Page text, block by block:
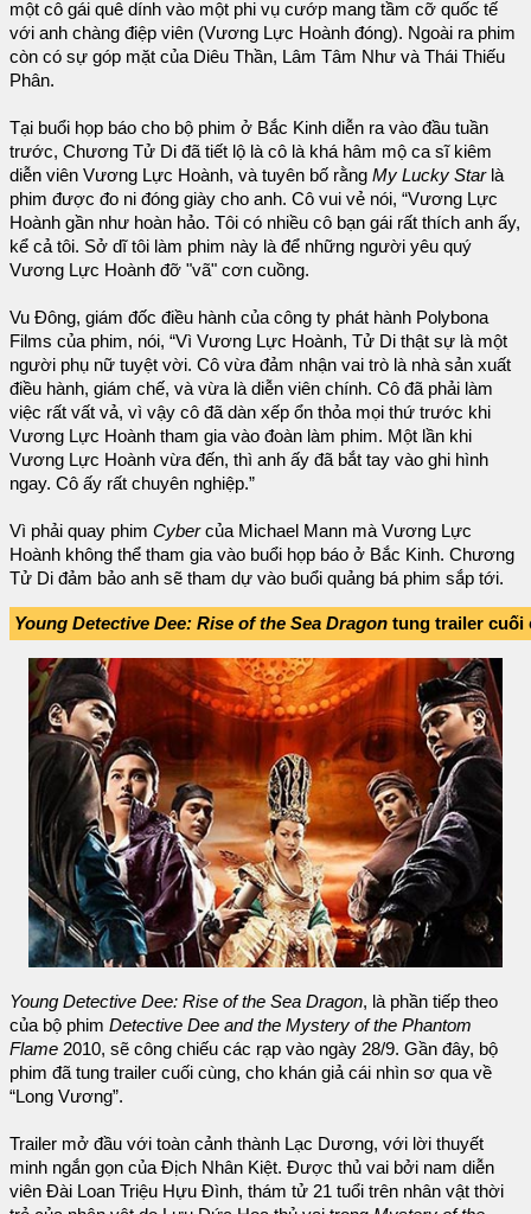
một cô gái quê dính vào một phi vụ cướp mang tầm cỡ quốc tế
với anh chàng điệp viên (Vương Lực Hoành đóng). Ngoài ra phim
còn có sự góp mặt của Diêu Thần, Lâm Tâm Như và Thái Thiếu
Phân.
Tại buổi họp báo cho bộ phim ở Bắc Kinh diễn ra vào đầu tuần
trước, Chương Tử Di đã tiết lộ là cô là khá hâm mộ ca sĩ kiêm
diễn viên Vương Lực Hoành, và tuyên bố rằng My Lucky Starlà
phim được đo ni đóng giày cho anh. Cô vui vẻ nói, “Vương Lực
Hoành gần như hoàn hảo. Tôi có nhiều cô bạn gái rất thích anh ấy,
kể cả tôi. Sở dĩ tôi làm phim này là để những người yêu quý
Vương Lực Hoành đỡ "vã" cơn cuồng.
Vu Đông, giám đốc điều hành của công ty phát hành Polybona
Films của phim, nói, “Vì Vương Lực Hoành, Tử Di thật sự là một
người phụ nữ tuyệt vời. Cô vừa đảm nhận vai trò là nhà sản xuất
điều hành, giám chế, và vừa là diễn viên chính. Cô đã phải làm
việc rất vất vả, vì vậy cô đã dàn xếp ổn thỏa mọi thứ trước khi
Vương Lực Hoành tham gia vào đoàn làm phim. Một lần khi
Vương Lực Hoành vừa đến, thì anh ấy đã bắt tay vào ghi hình
ngay. Cô ấy rất chuyên nghiệp.”
Vì phải quay phim Cybercủa Michael Mann mà Vương Lực
Hoành không thể tham gia vào buổi họp báo ở Bắc Kinh. Chương
Tử Di đảm bảo anh sẽ tham dự vào buổi quảng bá phim sắp tới.
Young Detective Dee: Rise of the Sea Dragon tung trailer cuối
Young Detective Dee: Rise of the Sea Dragon, là phần tiếp theo
của bộ phim Detective Dee and the Mystery of the Phantom
Flame 2010, sẽ công chiếu các rạp vào ngày 28/9. Gần đây, bộ
phim đã tung trailer cuối cùng, cho khán giả cái nhìn sơ qua về
“Long Vương”.
Trailer mở đầu với toàn cảnh thành Lạc Dương, với lời thuyết
minh ngắn gọn của Địch Nhân Kiệt. Được thủ vai bởi nam diễn
viên Đài Loan Triệu Hựu Đình, thám tử 21 tuổi trên nhân vật thời